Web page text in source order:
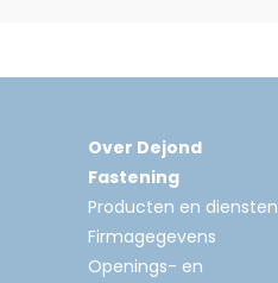
Over Dejond
Fastening
Producten en diensten
Firmagegevens
Openings- en